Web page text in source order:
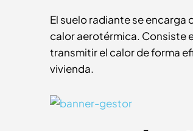
El suelo radiante se
calor aerotérmica. Consiste
transmitir el calor de forma
vivienda.